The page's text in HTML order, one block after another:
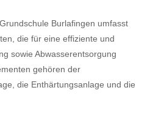
Burlafingen umfasst
die für eine effiziente und
sowie Abwasserentsorgung
gehören der
die Enthärtungsanlage und die